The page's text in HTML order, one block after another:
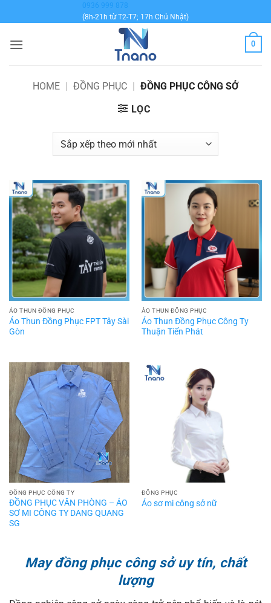
qua
dung
0936 999 878
(8h-21h từ T2-T7; 17h Chủ Nhật)
0
HOME | ĐỒNG PHỤC | ĐỒNG PHỤC CÔNG SỞ
LỌC
ÁO THUN ĐỒNG PHỤC
Áo Thun Đồng Phục FPT Tây Sài
Gòn
ÁO THUN ĐỒNG PHỤC
Áo Thun Đồng Phục Công Ty
Thuận Tiến Phát
ĐỒNG PHỤC CÔNG TY
ĐỒNG PHỤC VĂN PHÒNG – ÁO
SƠ MI CÔNG TY DANG QUANG
SG
ĐỒNG PHỤC
Áo sơ mi công sở nữ
May đồng phục công sở uy tín, chất
lượng